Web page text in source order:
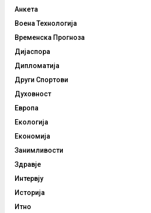
Анкета
Воена Технологија
Временска Прогноза
Дијаспора
Дипломатија
Други Спортови
Духовност
Европа
Екологија
Економија
Занимливости
Здравје
Интервју
Историја
Итно